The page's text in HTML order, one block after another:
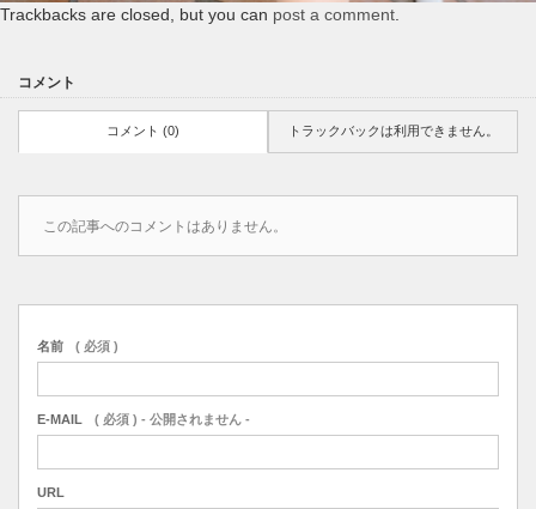
Trackbacks are closed, but you can post a comment
コメント
コメント (0) トラックバックは利用できません。
この記事へのコメントはありません。
名前 ( 必須 )
E-MAIL ( 必須 ) - 公開されません -
URL